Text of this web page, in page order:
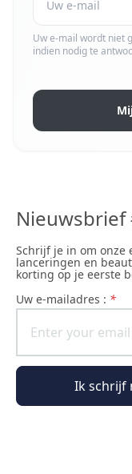
Uw e-mail wordt niet
indien nodig te
Nieuwsbrief
Schrijf je in om onze
lanceringen en
korting op je eerste
uw e-mailadres : *
Ik schrijf